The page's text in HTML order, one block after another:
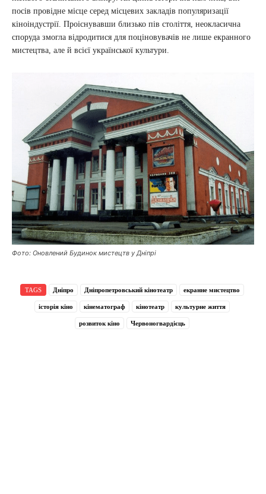
посів провідне місце серед місцевих закладів популяризації
кіноіндустрії. Проіснувавши близько пів століття, неокласична
споруда змогла відродитися для поціновувачів не лише екранного
мистецтва, але й всієї української культури.
Фото: Оновлений Будинок мистецтв у Дніпрі
TAGS Дніпро Дніпропетровський кінотеатр екранне мистецтво
історія кіно кінематограф кінотеатр культурне життя
розвиток кіно Червоногвардієць